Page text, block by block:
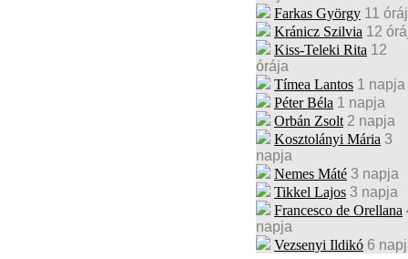
Farkas György 11
Kránicz Szilvia 12
Kiss-Teleki Rita 12
órája
Tímea Lantos 1 napja
Péter Béla 1 napja
Orbán Zsolt 2 napja
Kosztolányi Mária 3
napja
Nemes Máté 3 napja
Tikkel Lajos 3 napja
Francesco de Orellana
napja
Vezsenyi Ildikó 6